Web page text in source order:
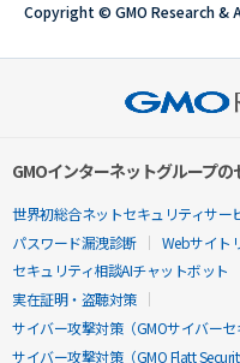
Copyright © GMO Research &
GMOインターネットグループ
世界初総合ネットセキュリティサー
パスワード漏洩診断
Webサイト
セキュリティ相談AIチャットボット
実在証明・盗聴対策
サイバー攻撃対策（GMOサイバーセ
サイバー攻撃対策（GMO Flatt